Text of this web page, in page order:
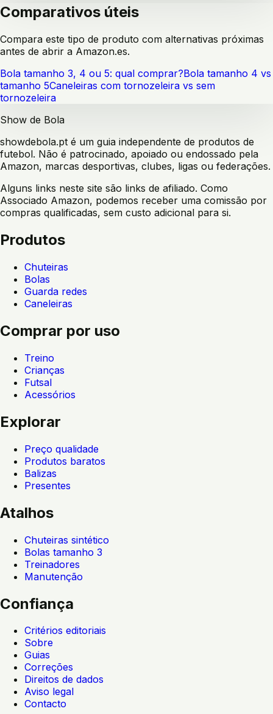
Comparativos úteis
Compara este tipo de produto com alternativas próximas
antes de abrir a Amazon.es.
Bola tamanho 3, 4 ou 5: qual comprar?Bola tamanho 4 vs
tamanho 5Caneleiras com tornozeleira vs sem
tornozeleira
Show de Bola
showdebola.pt é um guia independente de produtos de
futebol. Não é patrocinado, apoiado ou endossado pela
Amazon, marcas desportivas, clubes, ligas ou federações.
Alguns links neste site são links de afiliado. Como
Associado Amazon, podemos receber uma comissão por
compras qualificadas, sem custo adicional para si.
Produtos
Chuteiras
Bolas
Guarda redes
Caneleiras
Comprar por uso
Treino
Crianças
Futsal
Acessórios
Explorar
Preço qualidade
Produtos baratos
Balizas
Presentes
Atalhos
Chuteiras sintético
Bolas tamanho 3
Treinadores
Manutenção
Confiança
Critérios editoriais
Sobre
Guias
Correções
Direitos de dados
Aviso legal
Contacto